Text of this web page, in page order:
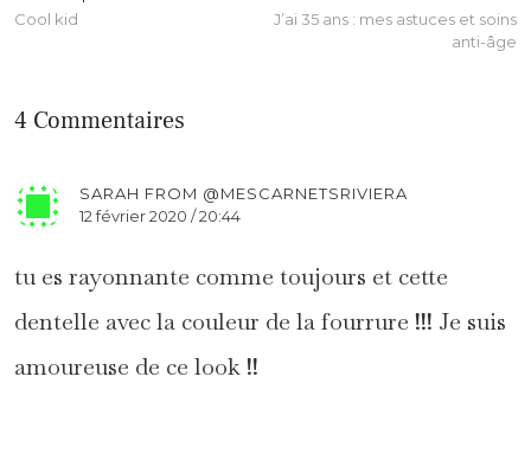
Cool kid
J’ai 35 ans : mes astuces et soins
anti-âge
4 Commentaires
SARAH FROM @MESCARNETSRIVIERA
12 février 2020 / 20:44
tu es rayonnante comme toujours et cette
dentelle avec la couleur de la fourrure !!! Je suis
amoureuse de ce look !!